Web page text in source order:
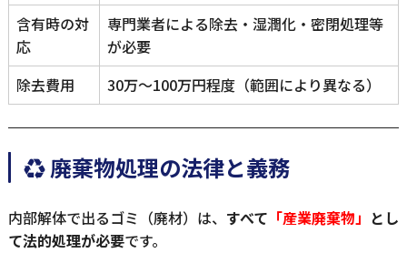
含有時の対
応
専門業者による除去・湿潤化・密閉処理等
が必要
除去費用
30万〜100万円程度（範囲により異なる）
♻ 廃棄物処理の法律と義務
内部解体で出るゴミ（廃材）は、 すべて 「産業廃棄物」 とし
て法的処理が必要です。